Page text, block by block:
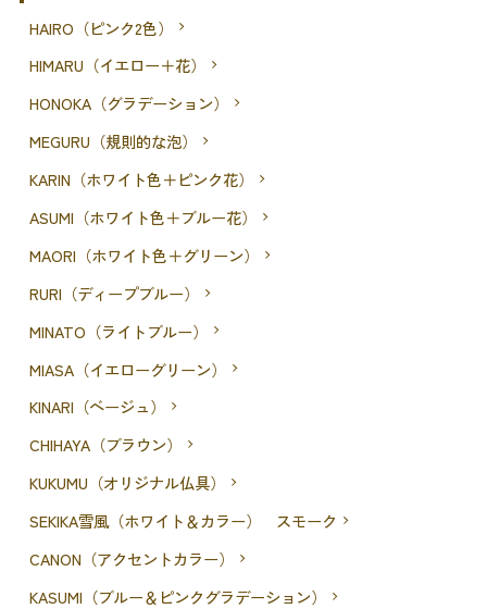
HAIRO（ピンク2色）
HIMARU（イエロー＋花）
HONOKA（グラデーション）
MEGURU（規則的な泡）
KARIN（ホワイト色＋ピンク花）
ASUMI（ホワイト色＋ブルー花）
MAORI（ホワイト色＋グリーン）
RURI（ディープブルー）
MINATO（ライトブルー）
MIASA（イエローグリーン）
KINARI（ベージュ）
CHIHAYA（ブラウン）
KUKUMU（オリジナル仏具）
SEKIKA雪風（ホワイト＆カラー） スモーク
CANON（アクセントカラー）
KASUMI（ブルー＆ピンクグラデーション）